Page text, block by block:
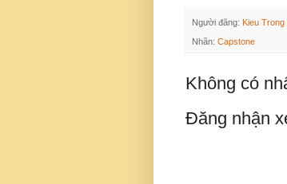
Người đăng: Kieu Trong
Nhãn: Capstone
Không có
Đăng nhận